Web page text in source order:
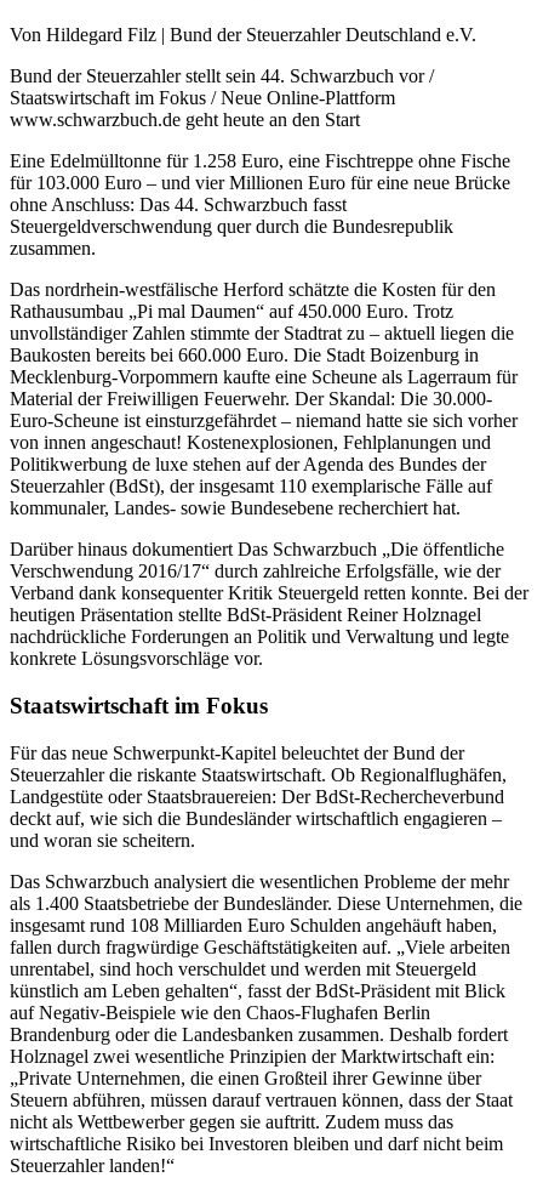
Von Hildegard Filz | Bund der Steuerzahler Deutschland e.V.
Bund der Steuerzahler stellt sein 44. Schwarzbuch vor /
Staatswirtschaft im Fokus / Neue Online-Plattform
www.schwarzbuch.de geht heute an den Start
Eine Edelmülltonne für 1.258 Euro, eine Fischtreppe ohne Fische
für 103.000 Euro – und vier Millionen Euro für eine neue Brücke
ohne Anschluss: Das 44. Schwarzbuch fasst
Steuergeldverschwendung quer durch die Bundesrepublik
zusammen.
Das nordrhein-westfälische Herford schätzte die Kosten für den
Rathausumbau „Pi mal Daumen“ auf 450.000 Euro. Trotz
unvollständiger Zahlen stimmte der Stadtrat zu – aktuell liegen die
Baukosten bereits bei 660.000 Euro. Die Stadt Boizenburg in
Mecklenburg-Vorpommern kaufte eine Scheune als Lagerraum für
Material der Freiwilligen Feuerwehr. Der Skandal: Die 30.000-
Euro-Scheune ist einsturzgefährdet – niemand hatte sie sich vorher
von innen angeschaut! Kostenexplosionen, Fehlplanungen und
Politikwerbung de luxe stehen auf der Agenda des Bundes der
Steuerzahler (BdSt), der insgesamt 110 exemplarische Fälle auf
kommunaler, Landes- sowie Bundesebene recherchiert hat.
Darüber hinaus dokumentiert Das Schwarzbuch „Die öffentliche
Verschwendung 2016/17“ durch zahlreiche Erfolgsfälle, wie der
Verband dank konsequenter Kritik Steuergeld retten konnte. Bei der
heutigen Präsentation stellte BdSt-Präsident Reiner Holznagel
nachdrückliche Forderungen an Politik und Verwaltung und legte
konkrete Lösungsvorschläge vor.
Staatswirtschaft im Fokus
Für das neue Schwerpunkt-Kapitel beleuchtet der Bund der
Steuerzahler die riskante Staatswirtschaft. Ob Regionalflughäfen,
Landgestüte oder Staatsbrauereien: Der BdSt-Rechercheverbund
deckt auf, wie sich die Bundesländer wirtschaftlich engagieren –
und woran sie scheitern.
Das Schwarzbuch analysiert die wesentlichen Probleme der mehr
als 1.400 Staatsbetriebe der Bundesländer. Diese Unternehmen, die
insgesamt rund 108 Milliarden Euro Schulden angehäuft haben,
fallen durch fragwürdige Geschäftstätigkeiten auf. „Viele arbeiten
unrentabel, sind hoch verschuldet und werden mit Steuergeld
künstlich am Leben gehalten“, fasst der BdSt-Präsident mit Blick
auf Negativ-Beispiele wie den Chaos-Flughafen Berlin
Brandenburg oder die Landesbanken zusammen. Deshalb fordert
Holznagel zwei wesentliche Prinzipien der Marktwirtschaft ein:
„Private Unternehmen, die einen Großteil ihrer Gewinne über
Steuern abführen, müssen darauf vertrauen können, dass der Staat
nicht als Wettbewerber gegen sie auftritt. Zudem muss das
wirtschaftliche Risiko bei Investoren bleiben und darf nicht beim
Steuerzahler landen!“